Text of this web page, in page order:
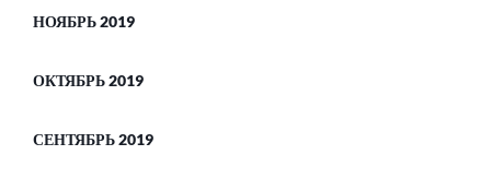
НОЯБРЬ 2019
ОКТЯБРЬ 2019
СЕНТЯБРЬ 2019